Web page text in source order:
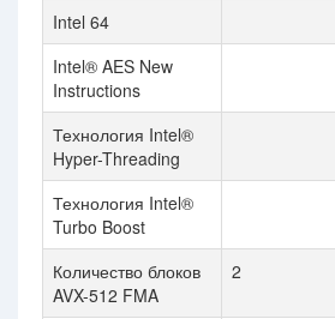
Intel 64
Intel® AES New
Instructions
Технология Intel®
Hyper-Threading
Технология Intel®
Turbo Boost
Количество блоков
AVX-512 FMA
2